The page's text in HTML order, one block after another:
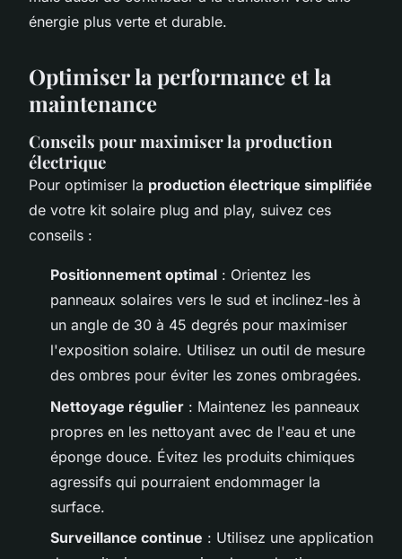
énergie plus verte et durable.
Optimiser la performance et la
maintenance
Conseils pour maximiser la production
électrique
Pour optimiser la production électrique simplifiée
de votre kit solaire plug and play, suivez ces
conseils :
Positionnement optimal : Orientez les
panneaux solaires vers le sud et inclinez-les à
un angle de 30 à 45 degrés pour maximiser
l'exposition solaire. Utilisez un outil de mesure
des ombres pour éviter les zones ombragées.
Nettoyage régulier : Maintenez les panneaux
propres en les nettoyant avec de l'eau et une
éponge douce. Évitez les produits chimiques
agressifs qui pourraient endommager la
surface.
Surveillance continue : Utilisez une application